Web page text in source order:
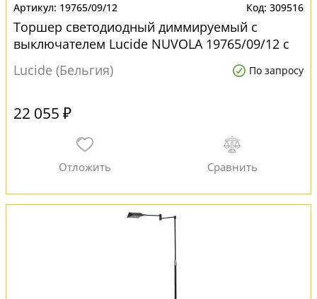
19765/09/12 309516
Торшер светодиодный диммируемый с
выключателем Lucide NUVOLA 19765/09/12 с
LED лампами
Lucide (Бельгия) По запросу
22 055 ₽